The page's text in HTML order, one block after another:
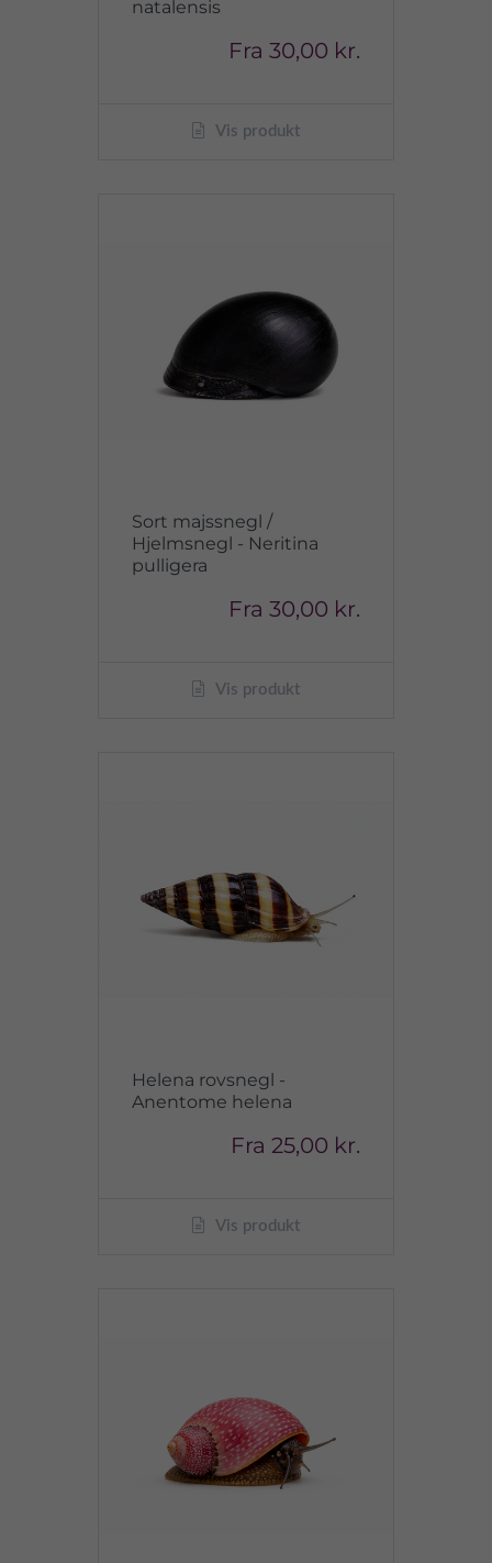
natalensis
Fra 30,00 kr.
Vis produkt
Sort majssnegl /
Hjelmsnegl - Neritina
pulligera
Fra 30,00 kr.
Vis produkt
Helena rovsnegl -
Anentome helena
Fra 25,00 kr.
Vis produkt